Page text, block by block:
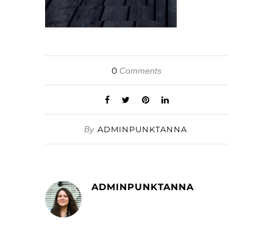
0 Comments
By ADMINPUNKTANNA
ADMINPUNKTANNA